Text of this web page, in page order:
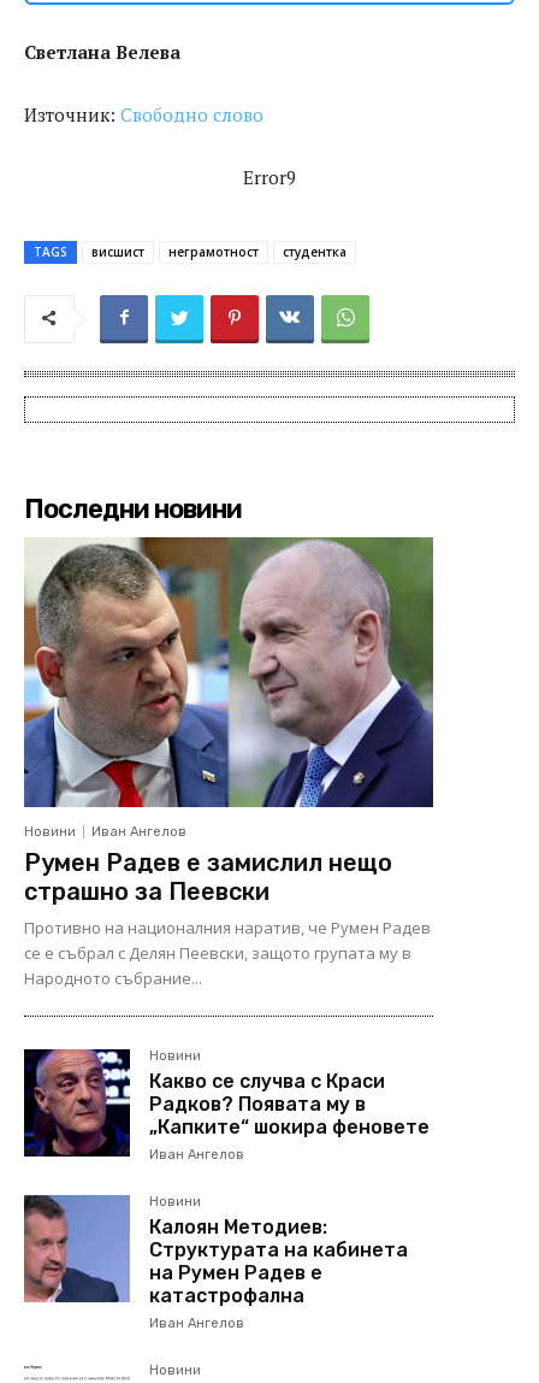
Светлана Велева
Източник: Свободно слово
Error9
TAGS висшист неграмотност студентка
Последни новини
Новини Иван Ангелов
Румен Радев е замислил нещо
страшно за Пеевски
Противно на националния наратив, че Румен Радев
се е събрал с Делян Пеевски, защото групата му в
Народното събрание...
Новини
Какво се случва с Краси
Радков? Появата му в
„Капките“ шокира феновете
Иван Ангелов
Новини
Калоян Методиев:
Структурата на кабинета
на Румен Радев е
катастрофална
Иван Ангелов
Новини